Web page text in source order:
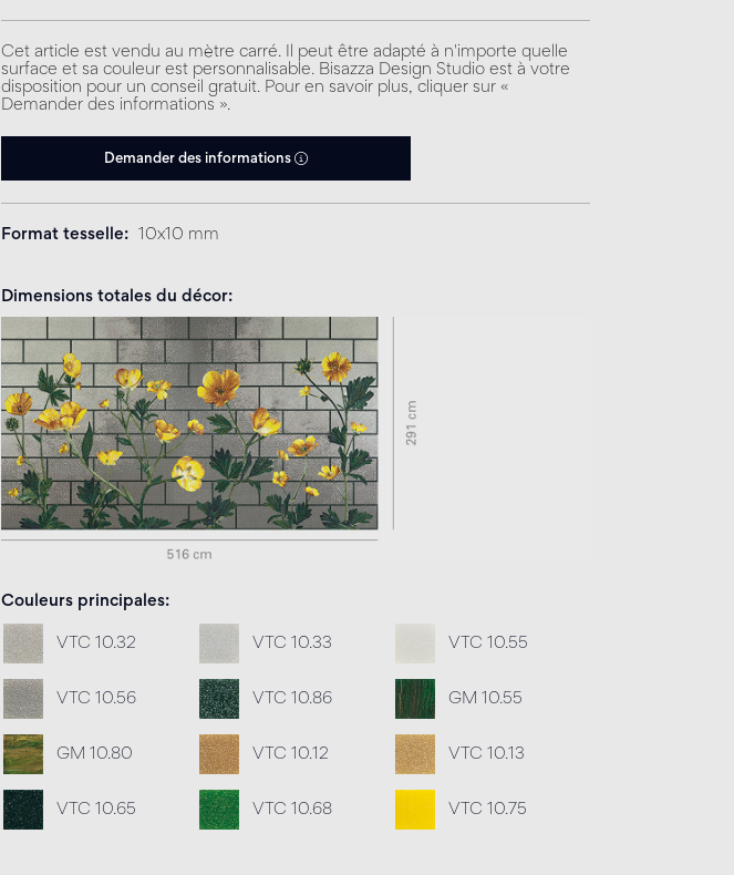
Cet article est vendu au mètre carré. Il peut être adapté à n'importe quelle
surface et sa couleur est personnalisable. Bisazza Design Studio est à votre
disposition pour un conseil gratuit. Pour en savoir plus, cliquer sur «
Demander des informations ».
Demander des informations
Format tesselle 10x10 mm
Dimensions totales du décor
Couleurs principales
VTC 10.32 VTC 10.33 VTC 10.55
VTC 10.56 VTC 10.86 GM 10.55
GM 10.80 VTC 10.12 VTC 10.13
VTC 10.65 VTC 10.68 VTC 10.75